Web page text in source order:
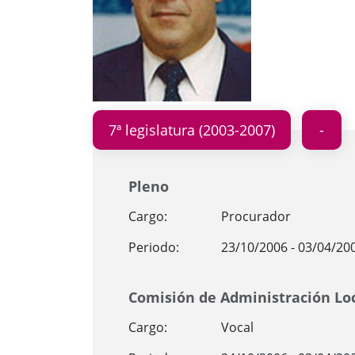
7ª legislatura (2003-2007)
Pleno
Cargo:
Procurador
Periodo:
23/10/2006 - 03/04/
Comisión de Administración
Cargo:
Vocal